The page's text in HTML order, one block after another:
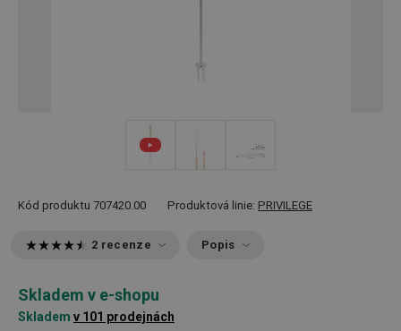
Kód produktu 707420.00 Produktová linie: PRIVILEGE
2 recenze Popis
Skladem v e-shopu
Skladem v 101 prodejnách